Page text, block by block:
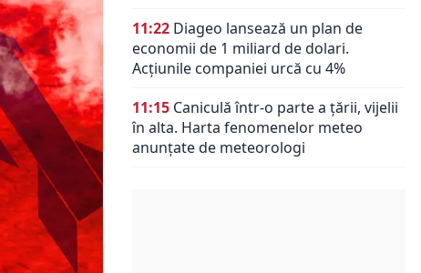
11:22 Diageo lansează un plan de
economii de 1 miliard de dolari.
Acțiunile companiei urcă cu 4%
11:15 Caniculă într-o parte a țării, vijelii
în alta. Harta fenomenelor meteo
anunțate de meteorologi